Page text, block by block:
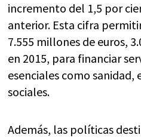
incremento del 1,5 por
anterior. Esta cifra
7.555 millones de euros,
en 2015, para financiar
esenciales como sanidad,
sociales.
Además, las políticas